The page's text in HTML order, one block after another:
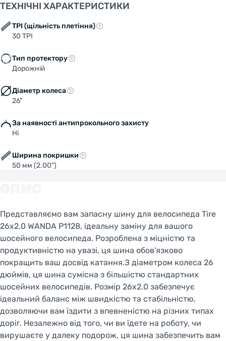
ТЕХНІЧНІ ХАРАКТЕРИСТИКИ
TPI (щільність плетіння)
30 TPI
Тип протектору
Дорожній
Діаметр колеса
26"
За наявності антипрокольного захисту
Ні
Ширина покришки
50 мм (2.00")
Представляємо вам запасну шину для велосипеда Tire
26x2.0 WANDA P1128, ідеальну заміну для вашого
шосейного велосипеда. Розроблена з міцністю та
продуктивністю на увазі, ця шина обов'язково
покращить ваш досвід катання.З діаметром колеса 26
дюймів, ця шина сумісна з більшістю стандартних
шосейних велосипедів. Розмір 26x2.0 забезпечує
ідеальний баланс між швидкістю та стабільністю,
дозволяючи вам їздити з впевненістю на різних типах
доріг. Незалежно від того, чи ви їдете на роботу, чи
вирушаєте у далеку подорож, ця шина забезпечить вам